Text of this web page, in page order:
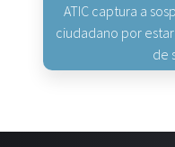
ATIC captura a
ciudadano por
de